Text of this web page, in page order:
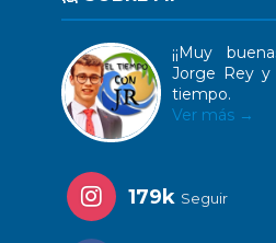
¡¡Muy
Jorge Rey
tiempo.
Ver más →
179k Seguir